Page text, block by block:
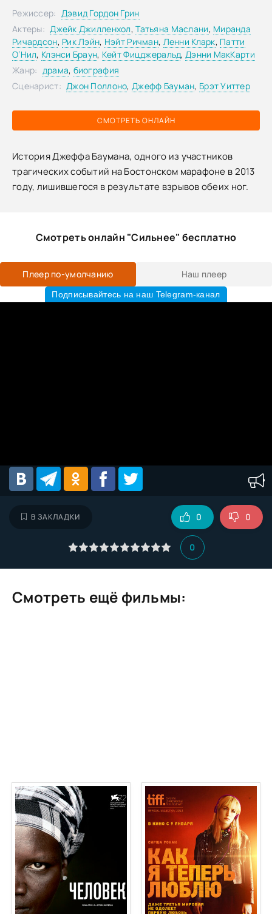
СМОТРЕТЬ ОНЛАЙН
Режиссер: Дэвид Гордон Грин
Актеры: Джейк Джилленхол,Татьяна Маслани, Миранда
Ричардсон, Рик Лэйн, Нэйт Ричман, Ленни Кларк, Патти
О’Нил, Клэнси Браун, Кейт Фицджеральд, Дэнни МакКарти
Жанр: драма, биография
Сценарист: Джон Поллоно,Джефф Бауман, Брэт Уиттер
История Джеффа Баумана, одного из участников
трагических событий на Бостонском марафоне в 2013
году, лишившегося в результате взрывов обеих ног.
Смотреть онлайн "Сильнее" бесплатно
Плеер по-умолчанию Наш плеер
Подписывайтесь на наш Telegram-канал
В ЗАКЛАДКИ
0
0 0
Смотреть ещё фильмы: